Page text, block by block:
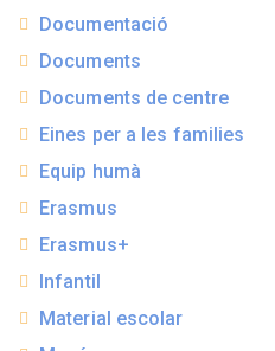
Documentació
Documents
Documents de centre
Eines per a les families
Equip humà
Erasmus
Erasmus+
Infantil
Material escolar